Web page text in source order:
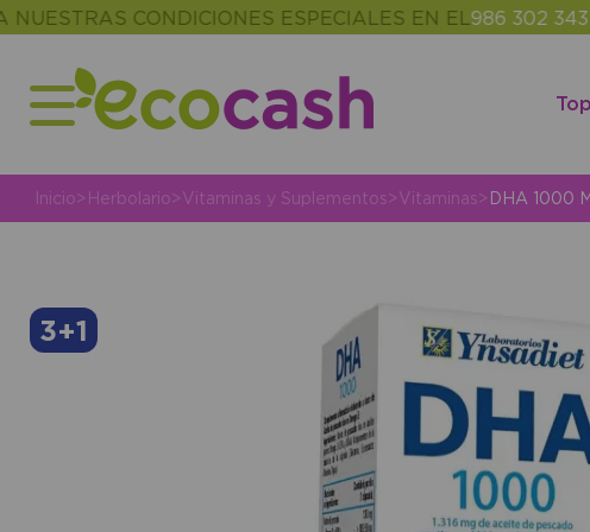
CONDICIONES ESPECIALES EN EL986 302 343 (DE
Inicio> Herbolario> Vitaminas y Suplementos> Vitaminas> DHA 1000
3+1